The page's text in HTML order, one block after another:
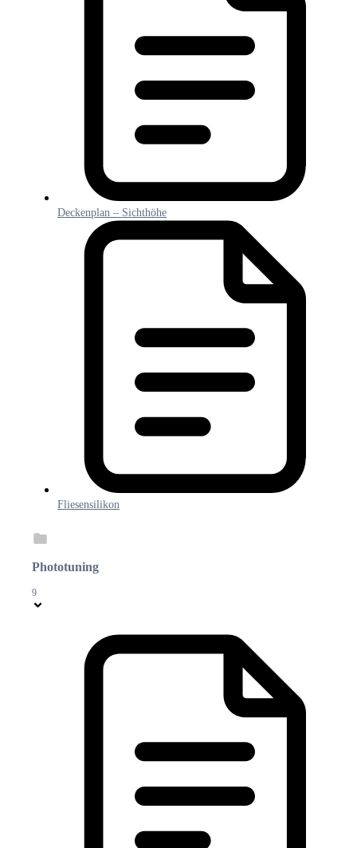
Deckenplan – Sichthöhe
Fliesensilikon
Phototuning
9